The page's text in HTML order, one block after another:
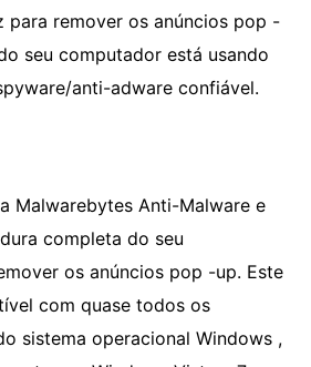
para remover os anúncios pop -
seu computador está usando
anti-adware confiável.
Malwarebytes Anti-Malware e
completa do seu
os anúncios pop -up. Este
com quase todos os
sistema operacional Windows ,